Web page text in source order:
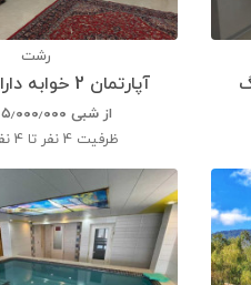
رشت
آپارتمان 2 خوابه دارای پارکینگ
از شبی ۵٫۰۰۰٫۰۰۰
ظرفیت 4 نفر تا 4 نفر اضافه